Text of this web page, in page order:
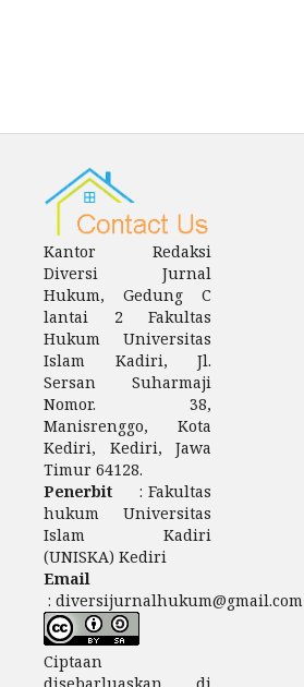
Kantor Redaksi
Diversi Jurnal
Hukum, Gedung C
lantai 2 Fakultas
Hukum Universitas
Islam Kadiri, Jl.
Sersan Suharmaji
Nomor. 38,
Manisrenggo, Kota
Kediri, Kediri, Jawa
Timur 64128.
Penerbit : Fakultas
hukum Universitas
Islam Kadiri
(UNISKA) Kediri
Email
: diversijurnalhukum@gmail.com
Ciptaan